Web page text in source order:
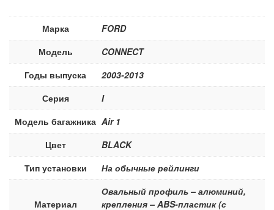
Марка
FORD
Модель
CONNECT
Годы выпуска
2003-2013
Серия
I
Модель багажника Air 1
Цвет
BLACK
Тип установки
На обычные рейлинги
Материал
Овальный профиль – алюминий,
крепления – ABS-пластик (с